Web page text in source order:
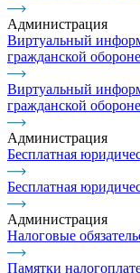
Администрация
Виртуальный
гражданской
Виртуальный
гражданской
Администрация
Бесплатная
Бесплатная
Администрация
Налоговые
Памятки